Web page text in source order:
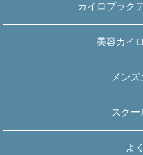
カイロプラク
美容カイ
メン
スクー
よ